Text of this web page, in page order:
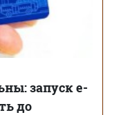
запуск е-
до